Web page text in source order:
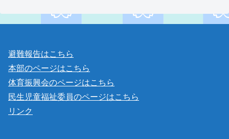
避難報告はこちら
本部のページはこちら
体育振興会のページはこちら
民生児童福祉委員のページはこちら
リンク